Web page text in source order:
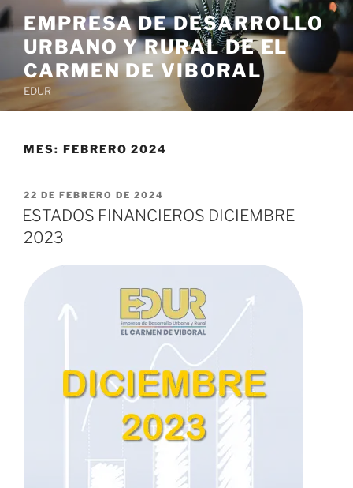
EMPRESA DE DESARROLLO
URBANO Y RURAL DE EL
CARMEN DE VIBORAL
EDUR
MES: FEBRERO 2024
22 DE FEBRERO DE 2024
ESTADOS FINANCIEROS DICIEMBRE
2023